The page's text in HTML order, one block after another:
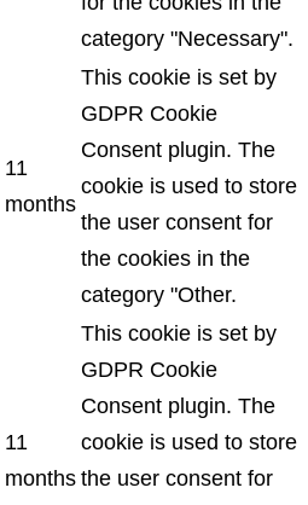
category "Necessary".
11
months
This cookie is set by
GDPR Cookie
Consent plugin. The
cookie is used to store
the user consent for
the cookies in the
category "Other.
11
months
This cookie is set by
GDPR Cookie
Consent plugin. The
cookie is used to store
the user consent for